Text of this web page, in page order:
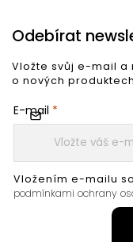
Odebírat
Vložte svůj e-mail a
o nových
E-mail
Vložením e-mailu
podmínkami ochrany